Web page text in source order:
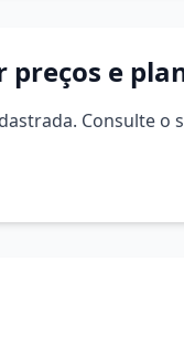
preços e
Consulte o